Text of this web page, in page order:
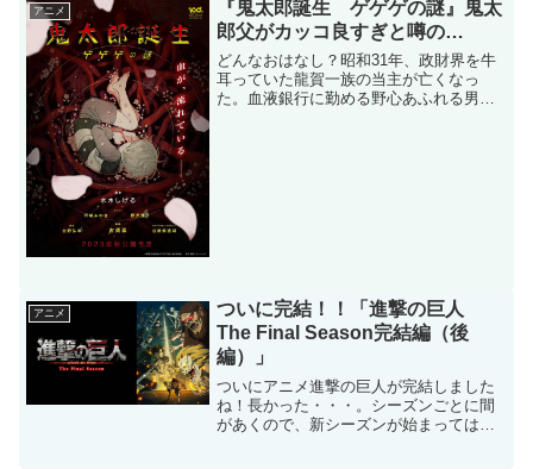
アニメ
『鬼太郎誕生 ゲゲゲの謎』鬼太
郎父がカッコ良すぎと噂の…
どんなおはなし？昭和31年、政財界を牛
耳っていた龍賀一族の当主が亡くなっ
た。血液銀行に勤める野心あふれる男、
アニメ
ついに完結！！「進撃の巨人
The Final Season完結編（後
編）」
ついにアニメ進撃の巨人が完結しました
ね！長かった・・・。シーズンごとに間
があくので、新シーズンが始まっては、